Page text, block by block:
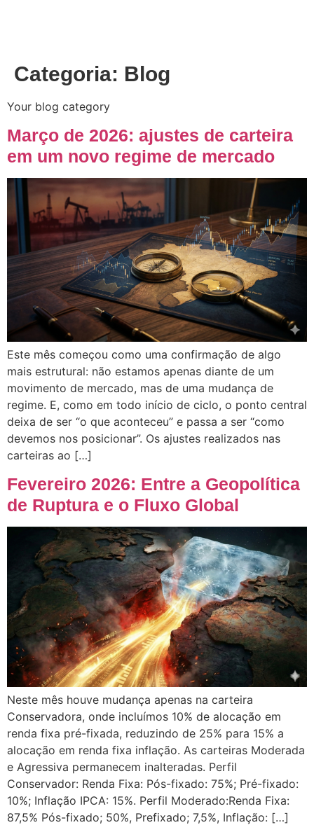
Categoria: Blog
Your blog category
Março de 2026: ajustes de carteira
em um novo regime de mercado
Este mês começou como uma confirmação de algo
mais estrutural: não estamos apenas diante de um
movimento de mercado, mas de uma mudança de
regime. E, como em todo início de ciclo, o ponto central
deixa de ser “o que aconteceu” e passa a ser “como
devemos nos posicionar”. Os ajustes realizados nas
carteiras ao […]
Fevereiro 2026: Entre a Geopolítica
de Ruptura e o Fluxo Global
Neste mês houve mudança apenas na carteira
Conservadora, onde incluímos 10% de alocação em
renda fixa pré-fixada, reduzindo de 25% para 15% a
alocação em renda fixa inflação. As carteiras Moderada
e Agressiva permanecem inalteradas. Perfil
Conservador: Renda Fixa: Pós-fixado: 75%; Pré-fixado:
10%; Inflação IPCA: 15%. Perfil Moderado:Renda Fixa:
87,5% Pós-fixado; 50%, Prefixado; 7,5%, Inflação: […]